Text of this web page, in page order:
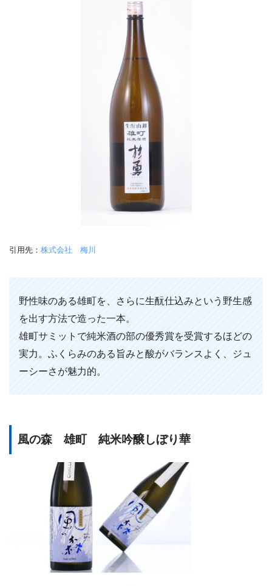
引用先： 株式会社 梅川
野性味のある雄町を、さらに生酛仕込みという野生感
を出す方法で造った一本。
雄町サミットで純米酒の部の優秀賞を受賞するほどの
実力。ふくらみのある旨みと酸がバランスよく、ジュ
ーシーさが魅力的。
風の森 雄町 純米吟醸しぼり華